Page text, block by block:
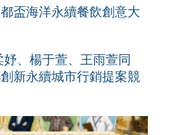
都盃海洋永續餐飲創意大
、楊于萱、王雨萱同
新永續城市行銷提案競